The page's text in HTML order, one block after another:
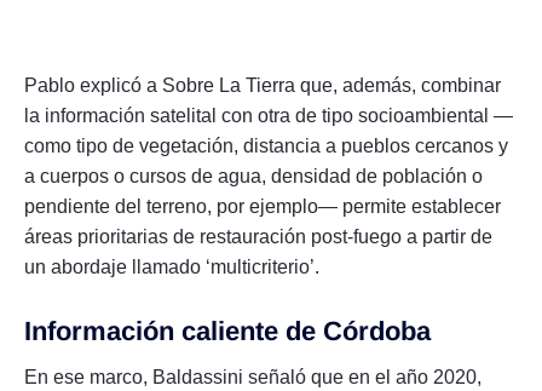
Pablo explicó a Sobre La Tierra que, además, combinar
la información satelital con otra de tipo socioambiental —
como tipo de vegetación, distancia a pueblos cercanos y
a cuerpos o cursos de agua, densidad de población o
pendiente del terreno, por ejemplo— permite establecer
áreas prioritarias de restauración post-fuego a partir de
un abordaje llamado ‘multicriterio’.
Información caliente de Córdoba
En ese marco, Baldassini señaló que en el año 2020,